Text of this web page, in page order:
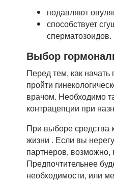
подавляют
способствует
сперматозоидов.
Выбор
Перед тем, как
пройти
врачом. Необходимо
контрацепции при
При выборе средства
жизни . Если вы
партнеров,
Предпочтительнее
необходимости, или